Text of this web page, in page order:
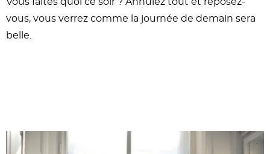
vous, vous verrez comme la journée de demain sera
belle.